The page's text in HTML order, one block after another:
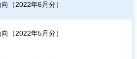
（2022年6月分）
（2022年5月分）